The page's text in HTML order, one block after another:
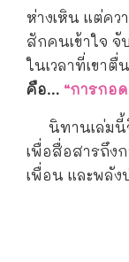
ห่างเหิน แต่คว
สักคนเข้าใจ
ในเวลาที่เขาตื่
คือ… “การกอด
นิทานเล่มนี้จึ
เพื่อสื่อสารถึง
เพื่อน และพลัง